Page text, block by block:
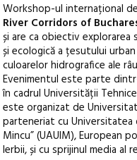
Workshop-ul internațional
River Corridors of
și are ca obiectiv explorarea
și ecologică a țesutului
culoarelor hidrografice ale
Evenimentul este parte
în cadrul Universității
este organizat de
parteneriat cu Universitatea
Mincu” (UAUIM), European
Ierbii, și cu sprijinul media al